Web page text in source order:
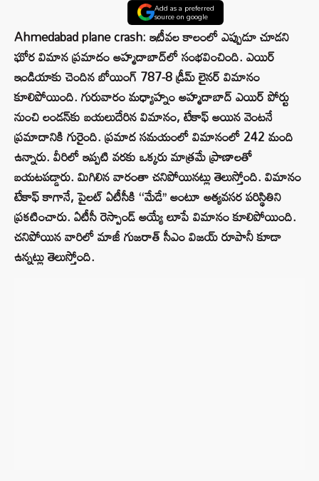
Add as a preferred
source on google
Ahmedabad plane crash: ఇటీవల కాలంలో ఎప్పుడూ చూడని
ఘోర విమాన ప్రమాదం అహ్మదాబాద్‌లో సంభవించింది. ఎయిర్
ఇండియాకు చెందిన బోయింగ్ 787-8 డ్రీమ్ లైనర్ విమానం
కూలిపోయింది. గురువారం మధ్యాహ్నం అహ్మదాబాద్ ఎయిర్ పోర్టు
నుంచి లండన్‌కు బయలుదేరిన విమానం, టేకాఫ్ అయిన వెంటనే
ప్రమాదానికి గురైంది. ప్రమాద సమయంలో విమానంలో 242 మంది
ఉన్నారు. వీరిలో ఇప్పటి వరకు ఒక్కరు మాత్రమే ప్రాణాలతో
బయటపడ్డారు. మిగిలిన వారంతా చనిపోయినట్లు తెలుస్తోంది. విమానం
టేకాఫ్ కాగానే, పైలట్ ఏటీసీకి ‘‘మేడే’’ అంటూ అత్యవసర పరిస్థితిని
ప్రకటించారు. ఏటీసీ రెస్పాండ్ అయ్యే లూపే విమానం కూలిపోయింది.
చనిపోయిన వారిలో మాజీ గుజరాత్ సీఎం విజయ్ రూపానీ కూడా
ఉన్నట్లు తెలుస్తోంది.